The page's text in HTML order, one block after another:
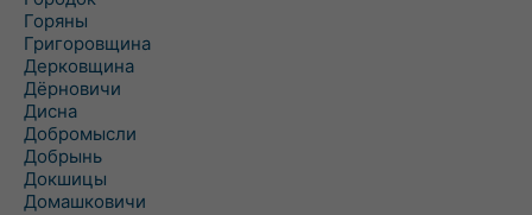
Горяны
Григоровщина
Дерковщина
Дёрновичи
Дисна
Добромысли
Добрынь
Докшицы
Домашковичи